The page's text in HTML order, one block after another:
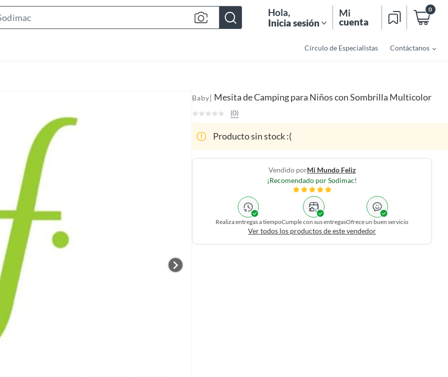
Hola,
Inicia sesión
Mi
cuenta
0
Círculo de Especialistas Contáctanos
Baby| Mesita de Camping para Niños con Sombrilla Multicolor
(0)
Producto sin stock :(
Vendido porMi Mundo Feliz
¡Recomendado por Sodimac!
Realiza entregas a tiempoCumple con sus entregasOfrece un buen servicio
Ver todos los productos de este vendedor